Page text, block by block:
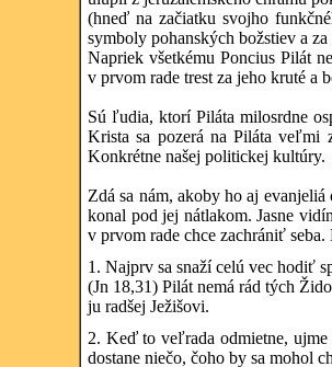
(hneď na začiatku svojho
symboly pohanských božstiev a
Napriek všetkému Poncius Pilát
v prvom rade trest za jeho kruté a
Sú ľudia, ktorí Piláta milosrdne
Krista sa pozerá na Piláta veľmi
Konkrétne našej politickej kultúry.
Zdá sa nám, akoby ho aj
konal pod jej nátlakom. Jasne
v prvom rade chce zachrániť
1. Najprv sa snaží celú vec hodiť
(Jn 18,31) Pilát nemá rád tých
ju radšej Ježišovi.
2. Keď to veľrada odmietne,
dostane niečo, čoho by sa mohol